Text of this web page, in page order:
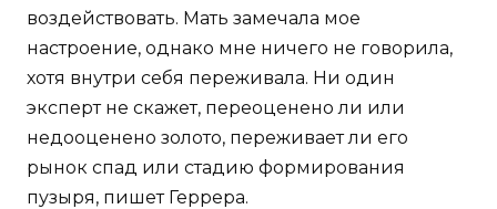
воздействовать. Мать замечала мое
настроение, однако мне ничего не говорила,
хотя внутри себя переживала. Ни один
эксперт не скажет, переоценено ли или
недооценено золото, переживает ли его
рынок спад или стадию формирования
пузыря, пишет Геррера.